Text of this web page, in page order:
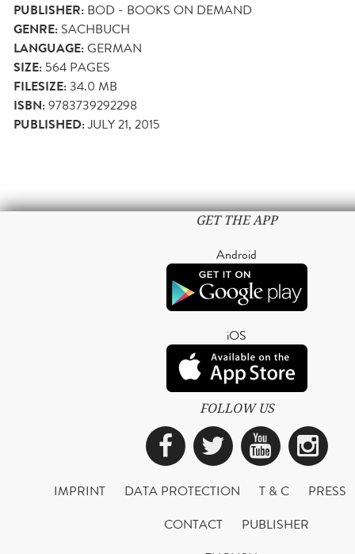
PUBLISHER: BOD - BOOKS ON DEMAND
GENRE: SACHBUCH
LANGUAGE:GERMAN
SIZE: 564 PAGES
FILESIZE:34.0 MB
ISBN:9783739292298
PUBLISHED:JULY 21, 2015
GET THE APP
Android
iOS
FOLLOW US
Facebook
Twitter
IMPRINT DATA PROTECTION T & C
PRESS
CONTACT
PUBLISHER